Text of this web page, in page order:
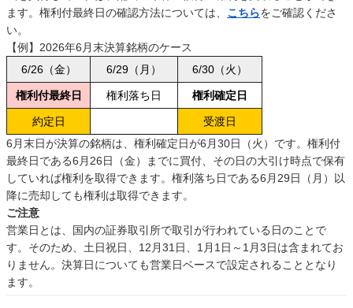
ます。権利付最終日の確認方法については、 こちらをご確認くださ
い。
【例】2026年6月末決算銘柄のケース
6/26（金）
6/29（月） 6/30（火）
権利付最終日 権利落ち日 権利確定日
約定日
受渡日
6月末日が決算の銘柄は、権利確定日が6月30日（火）です。権利付
最終日である6月26日（金）までに買付、その日の大引け時点で保有
していれば権利を取得できます。権利落ち日である6月29日（月）以
降に売却しても権利は取得できます。
ご注意
営業日とは、国内の証券取引所で取引が行われている日のことで
す。そのため、土日祝日、12月31日、1月1日～1月3日は含まれてお
りません。決算日についても営業日ベースで設定されることとなり
ます。